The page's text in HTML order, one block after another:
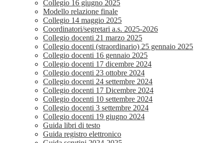
Collegio 16 giugno 2025
Modello relazione finale
Collegio 14 maggio 2025
Coordinatori/segretari a.s. 2025-2026
Collegio docenti 21 marzo 2025
Collegio docenti (straordinario) 25 gennaio 2025
Collegio docenti 16 gennaio 2025
Collegio docenti 17 dicembre 2024
Collegio docenti 23 ottobre 2024
Collegio docenti 24 settembre 2024
Collegio docenti 17 Dicembre 2024
Collegio docenti 10 settembre 2024
Collegio docenti 3 settembre 2024
Collegio docenti 19 giugno 2024
Guida libri di testo
Guida registro elettronico